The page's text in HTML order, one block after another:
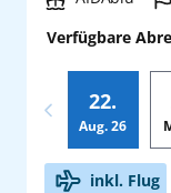
Verfügbare
22.
Aug. 26
Zusatzinkl. Flug